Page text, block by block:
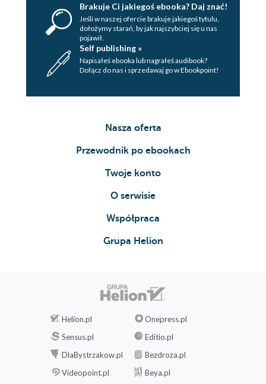
Brakuje Ci jakiegoś ebooka? Daj znać!
Jeśli w naszej ofercie brakuje jakiegoś tytulu,
dołożymy starań, by jak najszybciej się u nas
pojawił.
Self publishing »
Napisałeś ebooka lub nagrałeś audibook?
Dołącz do nas i sprzedawaj go w Ebookpoint!
Nasza oferta
Przewodnik po ebookach
Twoje konto
O serwisie
Współpraca
Grupa Helion
Helion.pl
Onepress.pl
Sensus.pl
Editio.pl
DlaBystrzakow.pl
Bezdroza.pl
Videopoint.pl
Beya.pl